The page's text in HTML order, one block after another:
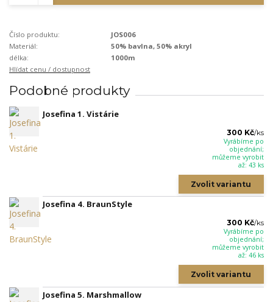
Číslo produktu:
JOS006
Materiál:
50% bavlna, 50% akryl
délka:
1000m
Hlídat cenu / dostupnost
Podobné produkty
Josefina 1. Vistárie
300 Kč/ks
Vyrábíme po
objednání;
můžeme vyrobit
až: 43 ks
Zvolit variantu
Josefina 4. BraunStyle
300 Kč/ks
Vyrábíme po
objednání;
můžeme vyrobit
až: 46 ks
Zvolit variantu
Josefina 5. Marshmallow